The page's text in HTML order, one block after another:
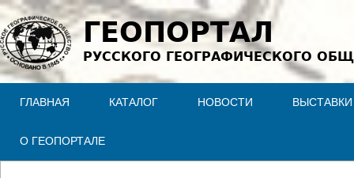
Jump to navigation
ГЕОПОРТАЛ
РУССКОГО ГЕОГРАФИЧЕСКОГО
ГЛАВНАЯ КАТАЛОГ НОВОСТИ ВЫСТАВКИ
О ГЕОПОРТАЛЕ